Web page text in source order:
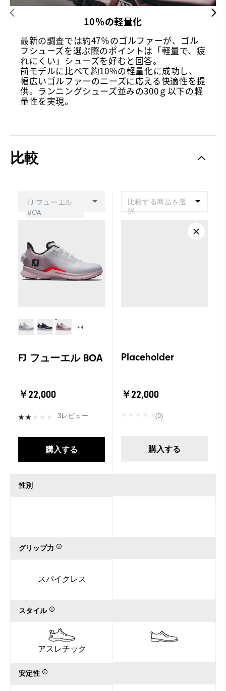
10％の軽量化
最新の調査では約47％のゴルファーが、ゴル
フシューズを選ぶ際のポイントは「軽量で、疲
れにくい」シューズを好むと回答。
前モデルに比べて約10%の軽量化に成功し、
幅広いゴルファーのニーズに応える快適性を提
供。ランニングシューズ並みの300ｇ以下の軽
量性を実現。
比較
FJ フューエル
BOA
+4
FJ フューエル BOA
￥22,000
3レビュー
購入する
性別
グリップ力
スパイクレス
スタイル
アスレチック
安定性
比較する商品を選
択
Placeholder
￥22,000
(0)
購入する